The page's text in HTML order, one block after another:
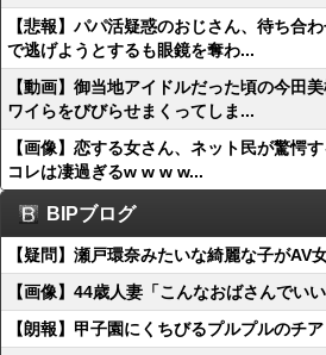
【悲報】パパ活疑惑のおじさん、待ち合
で逃げようとするも眼鏡を奪わ...
【動画】御当地アイドルだった頃の今田
ワイらをびびらせまくってしま...
【画像】恋する女さん、ネット民が驚愕
コレは凄過ぎるw w w w...
BIPブログ
【疑問】瀬戸環奈みたいな綺麗な子が
【画像】44歳人妻「こんなおばさんでい
【朗報】甲子園にくちびるプルプルのチ